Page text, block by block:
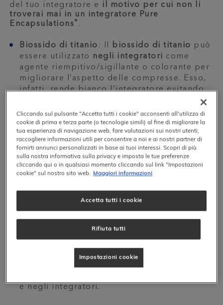
del tuo integratore e
il motivo per cui non li
troverai mai in un integratore Pure
Encapsulations ® .
Biossido di titanio : Il biossido di titanio può
essere utilizzato
negli integratori come
agente riempitivo/sigillante o colorante per
migliorare l’aspetto delle compresse. Esso,
infatti, rende bianco l’integratore evitando
per sbiancare prodotti come pitture,
cosmetici, creme solari.
Dal momento che il biossido di titanio è un
riempitivo comune, ci sono diversi motivi
per quali vorresti essere cosciente della sua
presenza, visto che è stato associato a vari
effetti collaterali e condizioni di salute, tra
immunitario e danno cellulare.
Molti Paesi hanno bandito Il biossido di
titanio come additivo alimentare negli
integratori, menzionando
utilizzarlo dati i rischi per la salute
e negli integratori.
Cliccando sul pulsante "Accetta tutti i cookie" acconsenti all'utilizzo di
cookie di prima e terza parte (o tecnologie simili) al fine di migliorare la
tua esperienza di navigazione web, fare valutazioni sui nostri utenti,
raccogliere informazioni utili per consentire a noi e ai nostri partner di
fornirti annunci personalizzati in base ai tuoi interessi. Scopri di più
sulla nostra informativa sulla privacy e imposta le tue preferenze
cliccando qui o in qualsiasi momento cliccando sul link "Impostazioni
cookie" sul nostro sito web. Maggiori informazioni
Rifiuta tutti
Accetta tutti i cookie
Impostazioni cookie